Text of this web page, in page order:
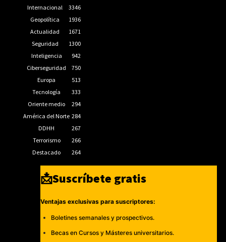
Internacional
3346
Geopolítica
1936
Actualidad
1671
Seguridad
1300
Inteligencia
942
Ciberseguridad
750
Europa
513
Tecnología
333
Oriente medio
294
América del Norte 284
DDHH
267
Terrorismo
266
Destacado
264
📩Suscríbete gratis
Ventajas exclusivas para suscriptores:
Boletines semanales y prospectivos.
Becas en Cursos y Másteres universitarios.